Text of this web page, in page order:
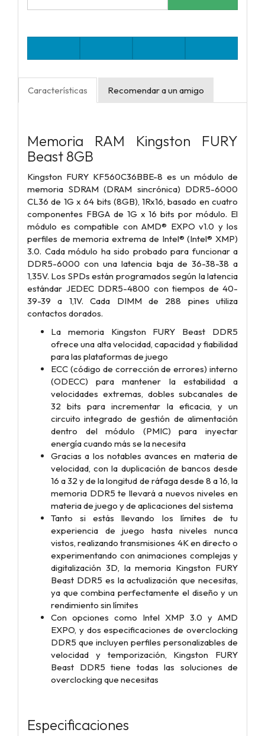
Características Recomendar a un amigo
Memoria RAM Kingston FURY
Beast 8GB
Kingston FURY KF560C36BBE-8 es un módulo de
memoria SDRAM (DRAM sincrónica) DDR5-6000
CL36 de 1G x 64 bits (8GB), 1Rx16, basado en cuatro
componentes FBGA de 1G x 16 bits por módulo. El
módulo es compatible con AMD® EXPO v1.0 y los
perfiles de memoria extrema de Intel® (Intel® XMP)
3.0. Cada módulo ha sido probado para funcionar a
DDR5-6000 con una latencia baja de 36-38-38 a
1,35V. Los SPDs están programados según la latencia
estándar JEDEC DDR5-4800 con tiempos de 40-
39-39 a 1,1V. Cada DIMM de 288 pines utiliza
contactos dorados.
La memoria Kingston FURY Beast DDR5
ofrece una alta velocidad, capacidad y fiabilidad
para las plataformas de juego
ECC (código de corrección de errores) interno
(ODECC) para mantener la estabilidad a
velocidades extremas, dobles subcanales de
32 bits para incrementar la eficacia, y un
circuito integrado de gestión de alimentación
dentro del módulo (PMIC) para inyectar
energía cuando más se la necesita
Gracias a los notables avances en materia de
velocidad, con la duplicación de bancos desde
16 a 32 y de la longitud de ráfaga desde 8 a 16, la
memoria DDR5 te llevará a nuevos niveles en
materia de juego y de aplicaciones del sistema
Tanto si estás llevando los límites de tu
experiencia de juego hasta niveles nunca
vistos, realizando transmisiones 4K en directo o
experimentando con animaciones complejas y
digitalización 3D, la memoria Kingston FURY
Beast DDR5 es la actualización que necesitas,
ya que combina perfectamente el diseño y un
rendimiento sin límites
Con opciones como Intel XMP 3.0 y AMD
EXPO, y dos especificaciones de overclocking
DDR5 que incluyen perfiles personalizables de
velocidad y temporización, Kingston FURY
Beast DDR5 tiene todas las soluciones de
overclocking que necesitas
Especificaciones